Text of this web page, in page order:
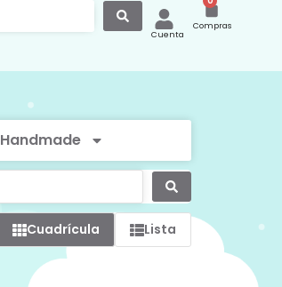
Cuenta
Compras
Handmade
Cuadrícula Lista